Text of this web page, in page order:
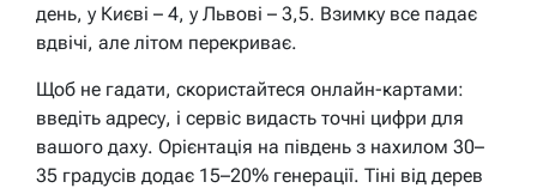
день, у Києві – 4, у Львові – 3,5. Взимку все падає
вдвічі, але літом перекриває.
Щоб не гадати, скористайтеся онлайн-картами:
введіть адресу, і сервіс видасть точні цифри для
вашого даху. Орієнтація на південь з нахилом 30–
35 градусів додає 15–20% генерації. Тіні від дерев